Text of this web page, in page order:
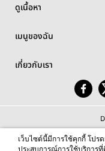
ดูเนื้อหา
เมนูของฉัน
เกี่ยวกับเรา
เว็บไซต์นี้มีการใช้คุกกี้ โปร
ประสบการณ์การใช้บริการ